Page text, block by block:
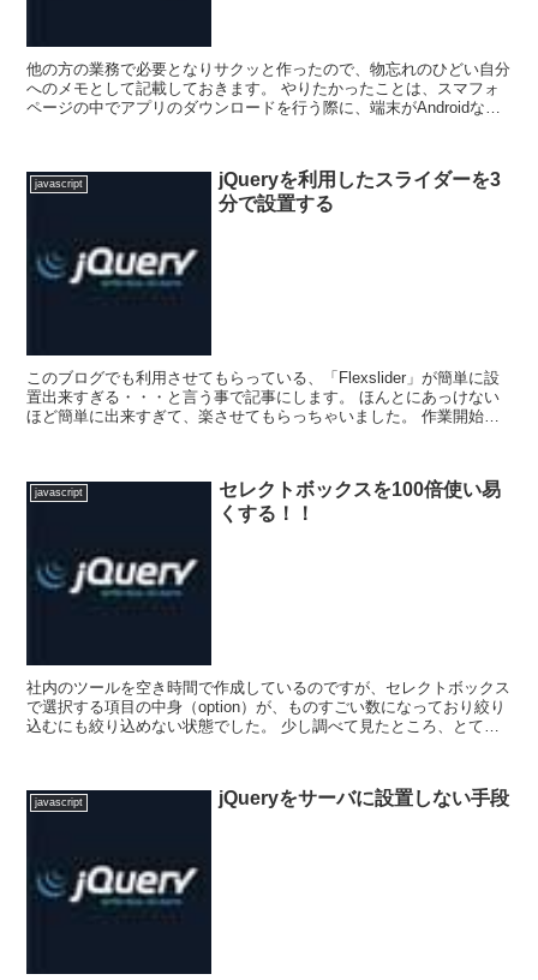
他の方の業務で必要となりサクッと作ったので、物忘れのひどい自分
へのメモとして記載しておきます。 やりたかったことは、スマフォ
ページの中でアプリのダウンロードを行う際に、端末がAndroidなの
javascript
jQueryを利用したスライダーを3
分で設置する
このブログでも利用させてもらっている、「Flexslider」が簡単に設
置出来すぎる・・・と言う事で記事にします。 ほんとにあっけない
ほど簡単に出来すぎて、楽させてもらっちゃいました。 作業開始！
javascript
セレクトボックスを100倍使い易
くする！！
社内のツールを空き時間で作成しているのですが、セレクトボックス
で選択する項目の中身（option）が、ものすごい数になっており絞り
込むにも絞り込めない状態でした。 少し調べて見たところ、とても
javascript jQueryをサーバに設置しない手段